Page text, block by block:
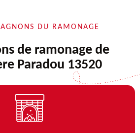
DU RAMONAGE
de ramonage de
Paradou 13520